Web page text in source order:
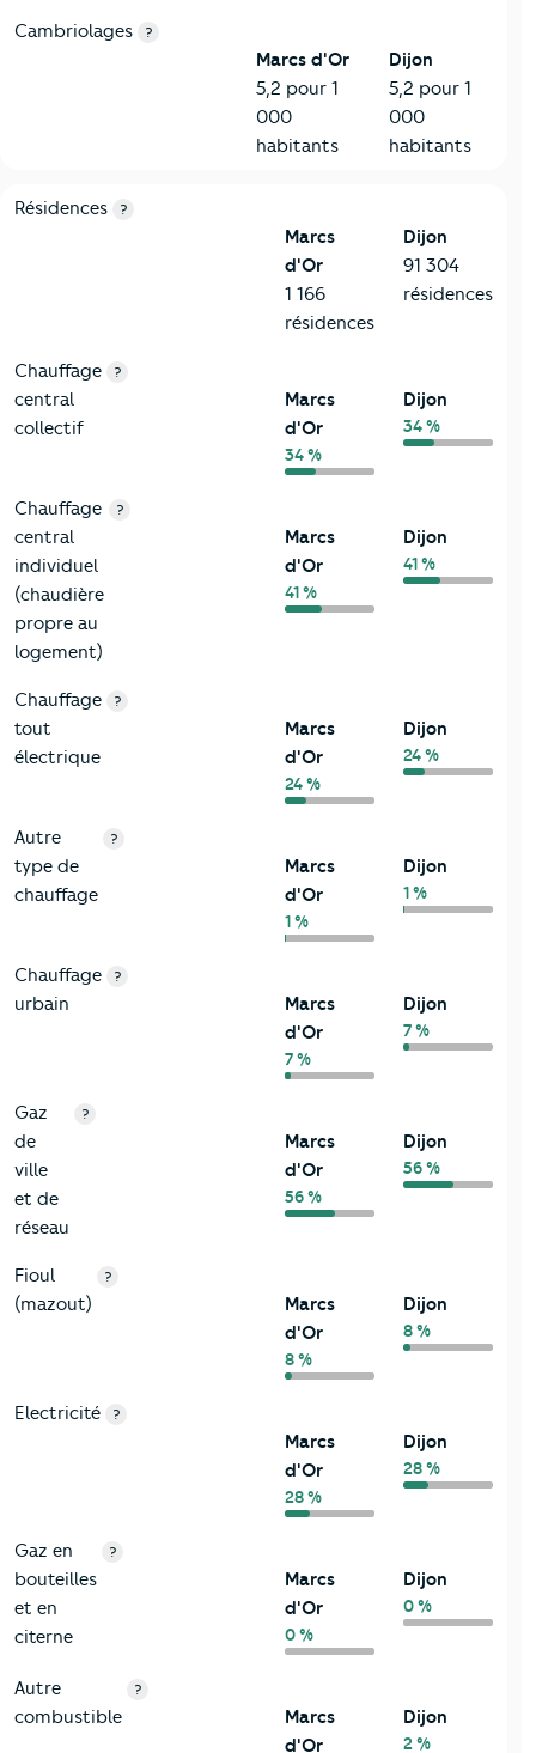
Cambriolages ?
Marcs d'Or
5,2 pour 1
000
habitants
Dijon
5,2 pour 1
000
habitants
8-Chauffage
Critères Marcs d'Or
Résidences ?
Marcs
d'Or
1 166
résidences
Dijon
91 304
résidences
Chauffage
central
collectif
?
Marcs
d'Or
34 %
Dijon
34 %
Chauffage
central
individuel
(chaudière
propre au
logement)
?
Marcs
d'Or
41 %
Dijon
41 %
Chauffage
tout
électrique
?
Marcs
d'Or
24 %
Dijon
24 %
Autre
type de
chauffage
?
Marcs
d'Or
1 %
Dijon
1 %
Chauffage
urbain
?
Marcs
d'Or
7 %
Dijon
7 %
Gaz
de
ville
et de
réseau
?
Marcs
d'Or
56 %
Dijon
56 %
Fioul
(mazout)
?
Marcs
d'Or
8 %
Dijon
8 %
Electricité ?
Marcs
d'Or
28 %
Dijon
28 %
Gaz en
bouteilles
et en
citerne
?
Marcs
d'Or
0 %
Dijon
0 %
Autre
combustible
?
Marcs
d'Or
Dijon
2 %